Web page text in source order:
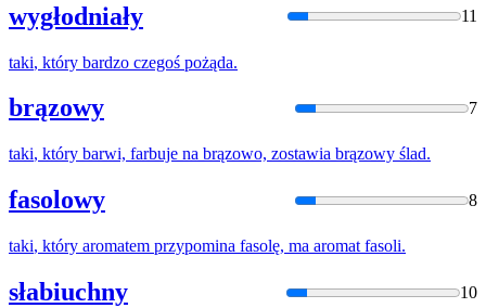
wygłodniały 11
taki, który bardzo czegoś pożąda.
brązowy 7
taki, który barwi, farbuje na brązowo, zostawia brązowy ślad.
fasolowy 8
taki, który aromatem przypomina fasolę, ma aromat fasoli.
słabiuchny 10